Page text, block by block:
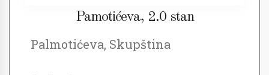
Pamotićeva, 2.0 stan
Palmotićeva, Skupština